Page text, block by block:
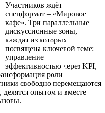
Участников ждёт
спецформат – «Мировое
кафе». Три параллельные
дискуссионные зоны,
каждая из которых
посвящена ключевой теме:
управление
эффективностью через KPI,
роли
свободно перемещаются
опытом и вместе